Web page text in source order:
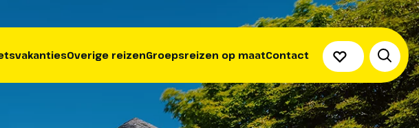
Overige reizenGroepsreizen op maatContact